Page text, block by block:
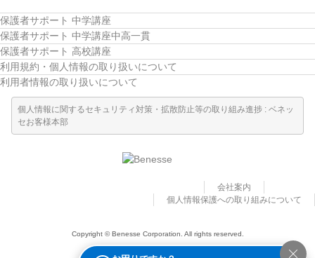
保護者サポート 中学講座
保護者サポート 中学講座中高一貫
保護者サポート 高校講座
利用規約・個人情報の取り扱いについて
利用者情報の取り扱いについて
個人情報に関するセキュリティ対策・拡散防止等の取り組み進捗 : ベネッ
セお客様本部
Copyright © Benesse Corporation. All rights reserved.
会社案内
個人情報保護への取り組みについて